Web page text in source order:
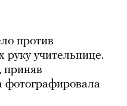
против
руку учительнице.
приняв
фотографировала